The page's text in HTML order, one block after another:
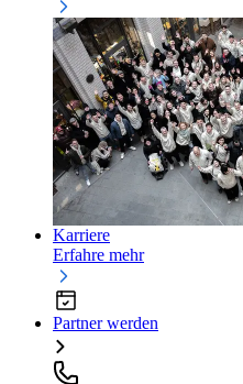
Karriere
Erfahre mehr
Partner werden